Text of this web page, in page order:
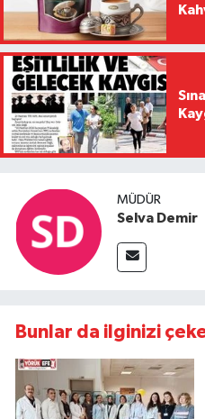
MÜDÜR
Selva Demir
Bunlar da ilginizi